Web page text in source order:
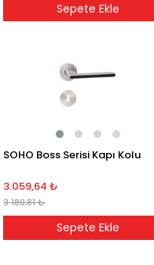
Sepete Ekle
SOHO Boss Serisi Kapı Kolu
3.059,64 ₺
3.180,81 ₺
Sepete Ekle